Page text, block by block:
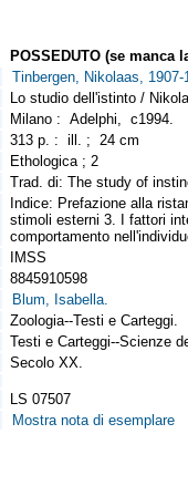
POSSEDUTO (se
Tinbergen, Nikolaas, 1907-
Lo studio dell'istinto /
Milano : Adelphi, c1994.
313 p. : ill. ; 24 cm
Ethologica ; 2
Trad. di: The study of
Indice: Prefazione alla
stimoli esterni 3. I fattori
comportamento
IMSS
8845910598
Blum, Isabella.
Zoologia--Testi e Carteggi.
Testi e Carteggi--Scienze
Secolo XX.
LS 07507
Mostra nota di esemplare